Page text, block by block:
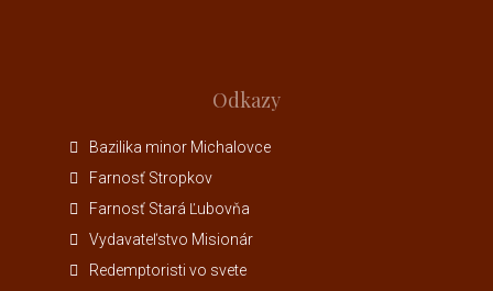
Odkazy
Bazilika minor Michalovce
Farnosť Stropkov
Farnosť Stará Ľubovňa
Vydavateľstvo Misionár
Redemptoristi vo svete